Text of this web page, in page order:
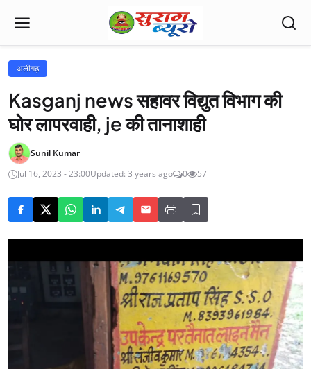
अलीगढ़
Kasganj news सहावर विद्युत विभाग की
घोर लापरवाही, je की तानाशाही
Sunil Kumar
Jul 16, 2023 - 23:00Updated: 3 years ago 0 57